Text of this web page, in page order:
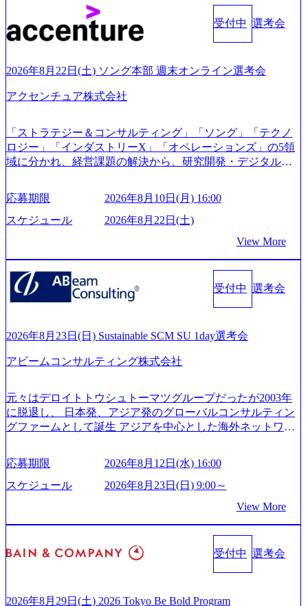
kerdeck.com/leverages/leverages-hui-she-shao-jie-zi-liao-zhong-tu-
cai-yong-xiang-ke) 「働く人」「事業・サービス」「カルチャ
ー」など、レバレジーズのリアルを取り上げています！ (htt
「外国人留学生等受入環境整備事業委託業務」を受託 (http
s://prtimes.jp/main/html/rd/p/000000612.000010591.html) レバレ
ジーズ、モチベーション管理システム「NALYSYS」リリー
m/@leveragesCh) レバレジーズで活躍するメンバー紹介！〜
管理職種編 〜 (https://www.youtube.com/watch?v=RETwZKac2
UI) レバレジーズで活躍するメンバー紹介！〜 営業職種編
来黒字を維持し、急成長中でありながら安定した事業を展
円を目指す日本にもなかなかないメガベンチャー。創業か
ら黒字経営。年間130%成長 https://storage.googleapis.com/our-
527843-d227-4df8-b86c-5587f843fdf6_1200x471.webp https://stor
age.googleapis.com/our-vision-production.appspot.com/public/imag
es/20251030164946_dc0888f6-0539-4887-84d7-34c8d8544226_1
200x666.webp 年間100億円規模の投資の元、10以上もの新規
能 社内転職が活発であり、多様なスキルを1社で身に着ける
ことが可能 事業開発・運用を内包かする「オールインハウ
ス」型の組織体。社内スカウトや社内公募制度を用いて主
165942_70f09968-1b27-43e6-b849-1cd107c4f488_1200x698.web
p ## 働き方／WLB／待遇 内装8億円超のかっこいいオフィ
スがあり、 働き甲斐のあるランキング、新卒注目ランキン
ため事業創造の自由度が高く、赤字事業でも投資して長期
的な成長を若手に任せられる環境 対面でのコミュニケーシ
ョンメリットを重視するため出社勤務。1日の労働時間平均
ア組織） 2026年8月22日(土) 10:00～最長16:00 2026年8月10
日(月) 16:00 ※応募者が定員を上回る場合は、厳正なる審査
の上参加者を決定させていただきます。ご了承ください。
● 当日の流れ 受付 → 会社説明会 → 面接(会社説明会終了
後、随時ご案内) ※全てリモートにて実施します。 ※参加
通常の選考フローと異なり、事前に適性検査をご受検いた
受付中 選考会
2026年8月22日(土) ソング本部 週末オンライン選考会
アクセンチュア株式会社
「ストラテジー＆コンサルティング」「ソング」「テクノ
ロジー」「インダストリーX」「オペレーションズ」の5領
域に分かれ、経営課題の解決から、研究開発・デジタル・
グ領域からその実行的側面であるITサービスの提供まで一
貫して支援する総合系・IT系ファームである あらゆる産業
において非常に良質な顧客基盤を築いており、Fortune Globa
手掛けたプロジェクトは「ファーストリテイリングにおけ
るグローバル化」「資生堂グループのDX化支援」「ヴィヴ
ィアン・ウエストウッドの製品開発」など多岐にわたる コ
ンサルティング活動のみならず、2021年にはKDDIと合弁会
社「ARISE analytics」を設立し、人工知能とデータアナリテ
ジタル人材育成の支援も盛んに行う 採用資料 (https://www.ac
2/Accenture-Recruiting-Brochure.pdf#zoom=50) 女性の活躍につ
rs/corporate/document/women-brochure.pdf#zoom=50) 社員発信
のキャリアブログ (https://www.accenture.com/jp-ja/blogs/japan-
careers-blog) 江川社長が語る「105点経営」 (https://business.ni
kkei.com/atcl/gen/19/00604/021600008/) 規模拡大で成功する理
6218) 大手広告代理店出身者などマーケティングのトップ人
材が集結するワケ (https://markezine.jp/article/detail/45446) エン
ジニアからコンサルタントへ。会社に入って、何が変わっ
た？ (https://www.businessinsider.jp/post-288838) プラダ：ラグ
nture.com/jp-ja/case-studies/song/prada-luxury-product-customizati
on) 大正製薬：ITカーブアウト支援 (https://www.accenture.co
m/jp-ja/case-studies/consulting/taisho-pharmaceutical)（ストラテ
ジー & コンサルティング） ソフトバンク：初のオンライン
応募期限
2026年8月10日(月) 16:00
スケジュール
2026年8月22日(土)
View More
受付中 選考会
2026年8月23日(日) Sustainable SCM SU 1day選考会
アビームコンサルティング株式会社
元々はデロイトトウシュトーマツグループだったが2003年
に脱退し、 日本発、アジア発のグローバルコンサルティン
グファームとして誕生 アジアを中心とした海外ネットワー
供している日系最大級の総合コンサルティングファーム
『Build Beyond As One ®.』をブランドメッセージに掲げ、
企業や組織の変革を通じて社会や産業の課題を解決し、未
確実な実現と社会的価値及び経済的価値の追求にも貢献 NE
Cとの戦略的資本提携も実現して、現在はNECのグループ会
シングなどの専門知識と、豊富な経験を持つ約6,000名を超
えるプロフェッショナルを有する 金融、製造、流通、エネ
トとしている SAP領域においては日本市場No.1を誇り、全
応募期限
2026年8月12日(水) 16:00
スケジュール
2026年8月23日(日) 9:00～
View More
受付中 選考会
2026年8月29日(土) 2026 Tokyo Be Bold Program